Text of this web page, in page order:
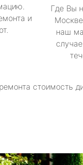
и
Где Вы
наш
стоимость